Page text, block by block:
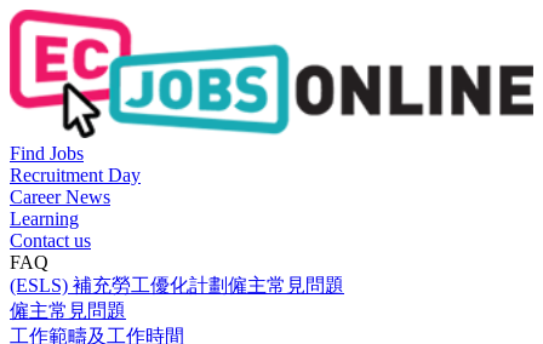
Find Jobs
Recruitment Day
Career News
Learning
Contact us
FAQ
(ESLS) 補充勞工優化計劃僱主常見問題
僱主常見問題
工作範疇及工作時間